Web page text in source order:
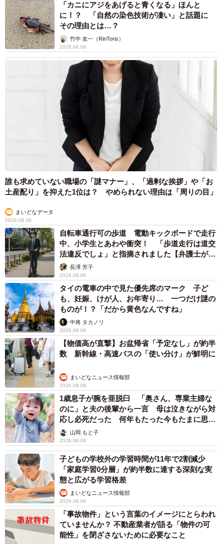
「カニにアジをあげると青くなる」ほんと
に！？ 「自然の染色技術が凄い」と話題に
その理由とは…？
竹中 友一（RinToris）
2026.08.06
誰も求めていない職場の「謎マナー」、「過剰な挨拶」や「お
土産配り」を抑えた1位は？ やめられない理由は「周りの目」
まいどなデータ
2026.08.06
自転車通行可の歩道 電動キックボードで走行
中、小学生とあわや衝突！ 「歩道走行は道交
法違反でしょ」と指摘されました【弁護士が解
説】長澤 芳子
2026.08.06
タイの電車の中で見た優先席のマーク 子ど
も、妊娠、けが人、お年寄り… 一つだけ謎の
ものが！？「だから黄色なんですね」
中将 タカノリ
2026.08.06
【物価高が直撃】お盆帰省「予定なし」が約半
数 新幹線・高速バスの「使い分け」が鮮明に
まいどなニュース情報部
2026.08.06
1歳息子が腕を亜脱臼 「奥さん、専業主婦な
のに」と夫の後輩から一言 母は泣きながら対
応し必死だった 何年もたった今もたまに思い
出し…山岡 もと子
2026.08.06
子どもの学校外の学習時間が11年で2割減少
「家庭学習0分層」が約半数に達する深刻な実
態と広がる学習格差
まいどなニュース情報部
2026.08.06
「事故物件」という言葉のイメージにとらわれ
ていませんか？ 不動産業者が語る「物件の可
能性」を閉ざさないために必要なこと